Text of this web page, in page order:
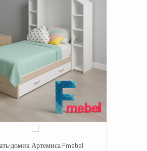
домик Артемиса Fmebel